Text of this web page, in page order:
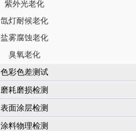
紫外光老化
氙灯耐候老化
盐雾腐蚀老化
臭氧老化
色彩色差测试
磨耗磨损检测
表面涂层检测
涂料物理检测